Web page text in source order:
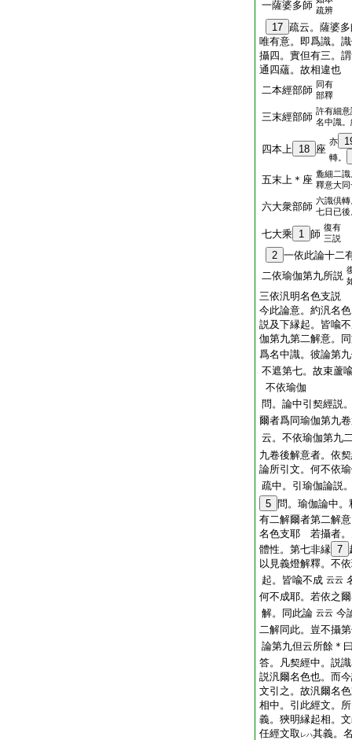
一薩婆多師 疏辨
17 疏云。薩婆
唯有意。即爲識。
攝四。實但有三。
通四蘊。故相違也
二本經部師 同有
部釋
三末經部師 許有細
名中識
四本上 18 座
亦
轉。
五末上＊座 麁細二
釋意大
六大衆部師 六識倶
七日已
七大乘 1 師
復有
三説
2 一依此論十二
二依瑜伽第九所説
三依汎明名色支説
今此論意。約汎名
説及下縁起。皆喩
伽第九第二解意。
爲名中識。彼論第
不遮第七。故束蘆
不依瑜伽
問。論中引契經説
爾者爲同瑜伽第九
云。不依瑜伽第九
九卷後解意者。依
論所引文。何不依
疏中。引瑜伽論説
5 問。瑜伽論中
有二解爾者第二解
名色支耶 若攝者。
體性。第七非縁 7
以見義燈解釋。不
起。皆喩不成 云云
何不成耶。若依之
解。同此論 云云 今
二解同此。豈不攝
論第九但云所餘＊
答。凡契經中。説
説汎爾名色也。而
文引之。故汎爾名
相中。引此經文。
義。狹明縁起相。
任經文取 レハ其義。